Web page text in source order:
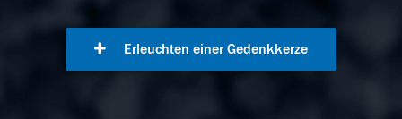
Erleuchten einer Gedenkkerze